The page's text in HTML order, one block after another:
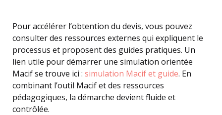
Pour accélérer l’obtention du devis, vous pouvez
consulter des ressources externes qui expliquent le
processus et proposent des guides pratiques. Un
lien utile pour démarrer une simulation orientée
Macif se trouve ici : simulation Macif et guide. En
combinant l’outil Macif et des ressources
pédagogiques, la démarche devient fluide et
contrôlée.